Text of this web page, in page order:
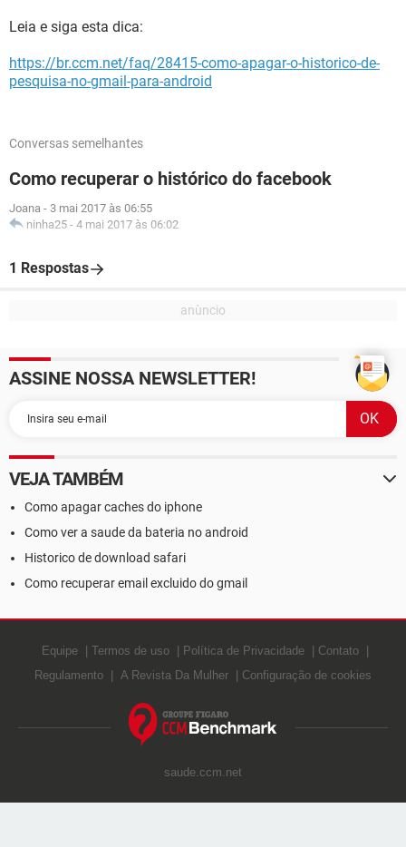
Leia e siga esta dica:
https://br.ccm.net/faq/28415-como-apagar-o-historico-de-
pesquisa-no-gmail-para-android
Conversas semelhantes
Como recuperar o histórico do facebook
Joana - 3 mai 2017 às 06:55
ninha25 - 4 mai 2017 às 06:02
1 Respostas
ASSINE NOSSA NEWSLETTER!
VEJA TAMBÉM
Como apagar caches do iphone
Como ver a saude da bateria no android
Historico de download safari
Como recuperar email excluido do gmail
Equipe Termos de uso Política de Privacidade
Contato
Regulamento
A Revista Da Mulher Configuração de cookies
saude.ccm.net